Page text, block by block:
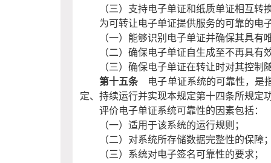
（三）支持电子单证和纸质单证相互
为可转让电子单证提供服务的可靠的电
（一）能够识别电子单证并确保其具有
（二）确保电子单证自生成至不再具
（三）确保电子单证在转让时对其控制
第十五条电子单证系统的可靠性，是
定、持续运行并实现本规定第十四条所规定
评价电子单证系统可靠性的因素包括：
（一）适用于该系统的运行规则；
（二）对系统所存储数据完整性的保障
（三）系统对电子签名可靠性的要求；